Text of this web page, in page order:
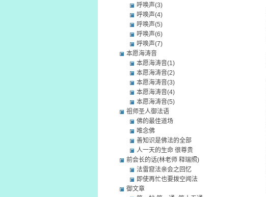
呼唤声(3)
呼唤声(4)
呼唤声(5)
呼唤声(6)
呼唤声(7)
本愿海涛音
本愿海涛音(1)
本愿海涛音(2)
本愿海涛音(3)
本愿海涛音(4)
本愿海涛音(5)
祖师圣人御法语
佛的最佳道场
唯念佛
善知识是佛法的全部
人一天的生命 很尊贵
前会长的话(林老师 释瑞照)
法雷窟法亲会之回忆
即使再忙也要拨空闻法
御文章